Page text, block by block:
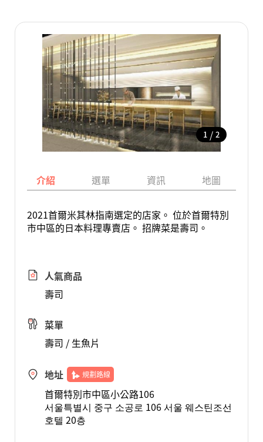
1 / 2
介紹 選單 資訊 地圖
2021首爾米其林指南選定的店家。 位於首爾特別
市中區的日本料理專賣店。 招牌菜是壽司。
人氣商品
壽司
菜單
壽司 / 生魚片
地址 規劃路線
首爾特別市中區小公路106
서울특별시 중구 소공로 106 서울 웨스틴조선
호텔 20층